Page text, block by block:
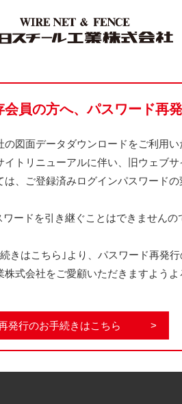
会員の方へ、パスワード再
図面データダウンロードをご利用い
トリニューアルに伴い、旧ウェブ
、ご登録済みログインパスワード
ードを引き継ぐことはできませんの
きはこちら｣より、パスワード再発行
式会社をご愛顧いただきますよう
発行のお手続きはこちら